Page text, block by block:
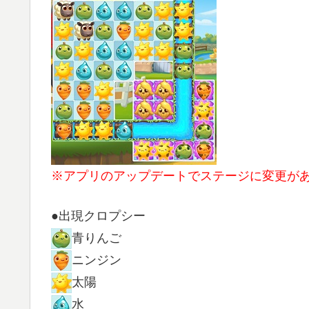
※アプリのアップデートでステージに変更が
●出現クロプシー
青りんご
ニンジン
太陽
水